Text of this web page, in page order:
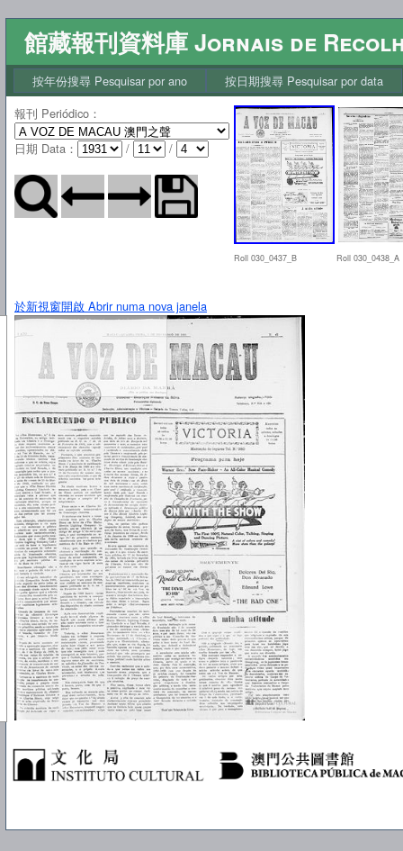
館藏報刊資料庫 Jornais de
按年份搜尋 Pesquisar por ano
按日期搜尋 Pesquisar por data
報刊 Periódico ：
日期 Data ： / /
Roll 030_0437_B Roll 030_0438_A
於新視窗開啟 Abrir numa nova janela